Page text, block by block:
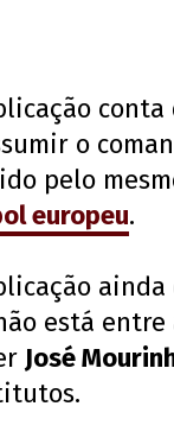
conta
o
pelo
europeu.
está
José